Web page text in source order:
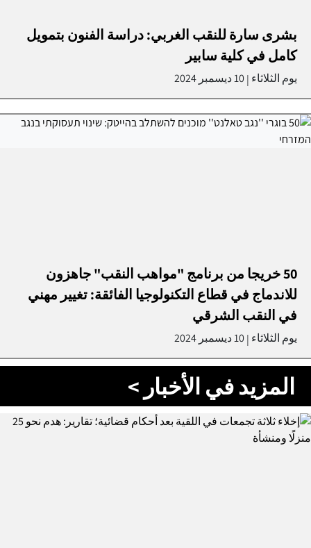
بشرى سارة للنقب الغربي: دراسة الفنون بتمويل
كامل في كلية سابير
يوم الثلاثاء |10 ديسمبر 2024
50 خريجا من برنامج "مواهب النقب" جاهزون
للاندماج في قطاع التكنولوجيا الفائقة: تغيير مهني
في النقب الشرقي
يوم الثلاثاء |10 ديسمبر 2024
المزيد في الأخبار >